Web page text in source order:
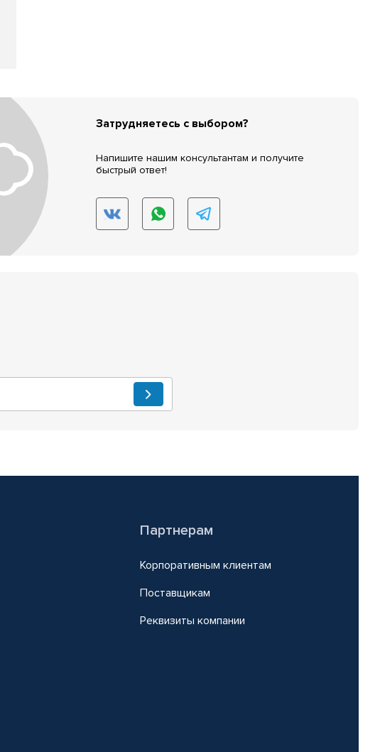
Затрудняетесь с выбором?
Напишите нашим консультантам и получите
быстрый ответ!
Партнерам
Корпоративным клиентам
Поставщикам
Реквизиты компании